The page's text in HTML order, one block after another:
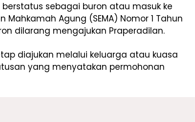
sebagai buron atau masuk ke
Mahkamah Agung (SEMA) Nomor 1 Tahun
dilarang mengajukan Praperadilan.
diajukan melalui keluarga atau kuasa
yang menyatakan permohonan